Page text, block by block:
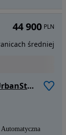
Mercedes-Benz Klasa B 200 7G-DCT UrbanStyle Edition
Automatyczna
44 900 PLN
średniej